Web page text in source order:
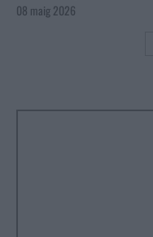
08 maig 2026